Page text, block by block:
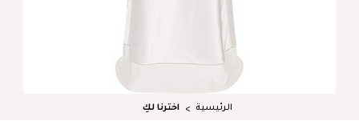
الرئيسية اخترنا لكِ